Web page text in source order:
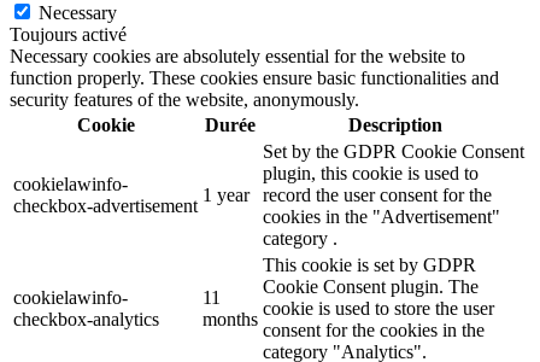
Necessary
Toujours activé
Necessary cookies are absolutely essential for the website to
function properly. These cookies ensure basic functionalities and
security features of the website, anonymously.
Cookie
Durée Description
cookielawinfo-
checkbox-advertisement
1 year
Set by the GDPR Cookie Consent
plugin, this cookie is used to
record the user consent for the
cookies in the "Advertisement"
category .
cookielawinfo-
checkbox-analytics
11
months
This cookie is set by GDPR
Cookie Consent plugin. The
cookie is used to store the user
consent for the cookies in the
category "Analytics".